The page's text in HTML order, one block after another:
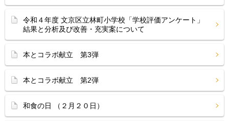
令和４年度 文京区立林町小学校「学校評価アンケート」
結果と分析及び改善・充実案について
本とコラボ献立 第3弾
本とコラボ献立 第2弾
和食の日 （２月２０日）